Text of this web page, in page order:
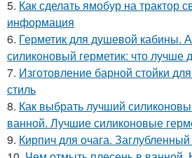
5. Как сделать ямобур на трактор
информация
6. Герметик для душевой кабины.
силиконовый герметик: что лучше
7. Изготовление барной стойки
стиль
8. Как выбрать лучший
ванной. Лучшие силиконовые
9. Кирпич для очага. Заглубленный